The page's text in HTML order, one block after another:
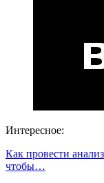
Интересное:
Как провести
чтобы…